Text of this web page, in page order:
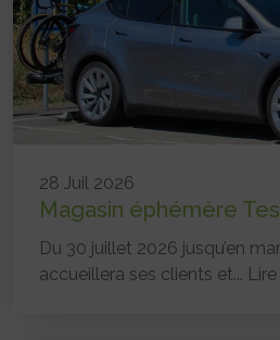
28 Juil 2026
Magasin éphémère
Du 30 juillet 2026 jusqu’en
accueillera ses clients et...